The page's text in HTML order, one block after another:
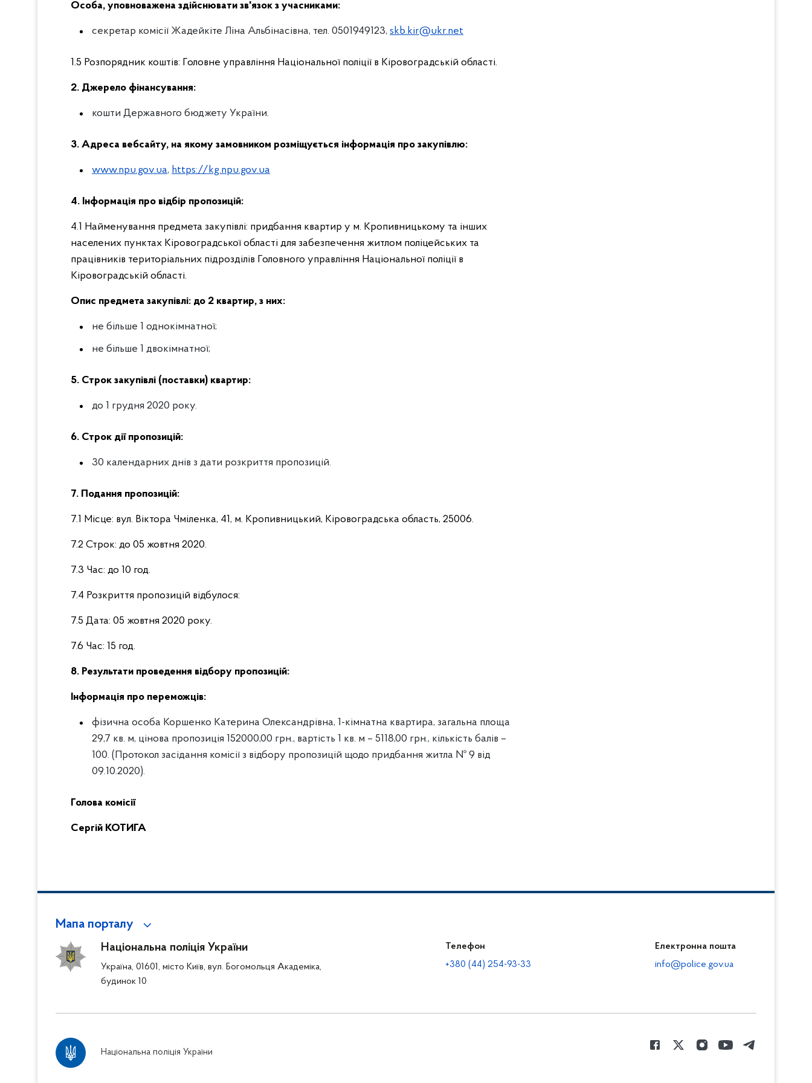
Особа, уповноважена здійснювати зв'язок з учасниками:
секретар комісії Жадейкіте Ліна Альбінасівна, тел. 0501949123, skb.kir@ukr.net
1.5 Розпорядник коштів: Головне управління Національної поліції в Кіровоградській області.
2. Джерело фінансування:
кошти Державного бюджету України.
3. Адреса вебсайту, на якому замовником розміщується інформація про закупівлю:
www.npu.gov.ua, https://kg.npu.gov.ua
4. Інформація про відбір пропозицій:
4.1 Найменування предмета закупівлі: придбання квартир у м. Кропивницькому та інших
населених пунктах Кіровоградської області для забезпечення житлом поліцейських та
працівників територіальних підрозділів Головного управління Національної поліції в
Кіровоградській області.
Опис предмета закупівлі: до 2 квартир, з них:
не більше 1 однокімнатної;
не більше 1 двокімнатної;
5. Строк закупівлі (поставки) квартир:
до 1 грудня 2020 року.
6. Строк дії пропозицій:
30 календарних днів з дати розкриття пропозицій.
7. Подання пропозицій:
7.1 Місце: вул. Віктора Чміленка, 41, м. Кропивницький, Кіровоградська область, 25006.
7.2 Строк: до 05 жовтня 2020.
7.3 Час: до 10 год.
7.4 Розкриття пропозицій відбулося:
7.5 Дата: 05 жовтня 2020 року.
7.6 Час: 15 год.
8. Результати проведення відбору пропозицій:
Інформація про переможців:
фізична особа Коршенко Катерина Олександрівна, 1-кімнатна квартира, загальна площа
29,7 кв. м, цінова пропозиція 152000,00 грн., вартість 1 кв. м – 5118,00 грн., кількість балів –
100. (Протокол засідання комісії з відбору пропозицій щодо придбання житла № 9 від
09.10.2020).
Голова комісії
Сергій КОТИГА
Мапа порталу
Національна поліція України
Україна, 01601, місто Київ, вул. Богомольця Академіка,
будинок 10
Телефон
+380 (44) 254-93-33
Електронна пошта
info@police.gov.ua
Національна поліція України